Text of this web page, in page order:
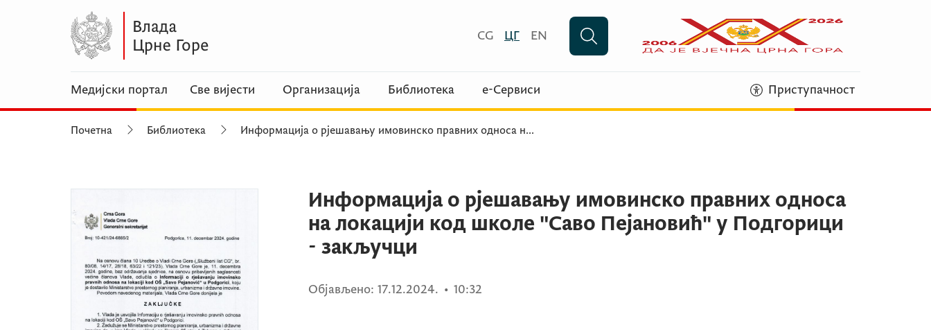
CG ЦГ EN
Медијски портал Све вијести Организација Библиотека е-Сервиси Приступачност
Почетна Библиотека Информација о рјешавању имовинско правних односа н...
Информација о рјешавању имовинско правних односа
на локацији код школе "Саво Пејановић" у Подгорици
- закључци
Објављено: 17.12.2024. • 10:32